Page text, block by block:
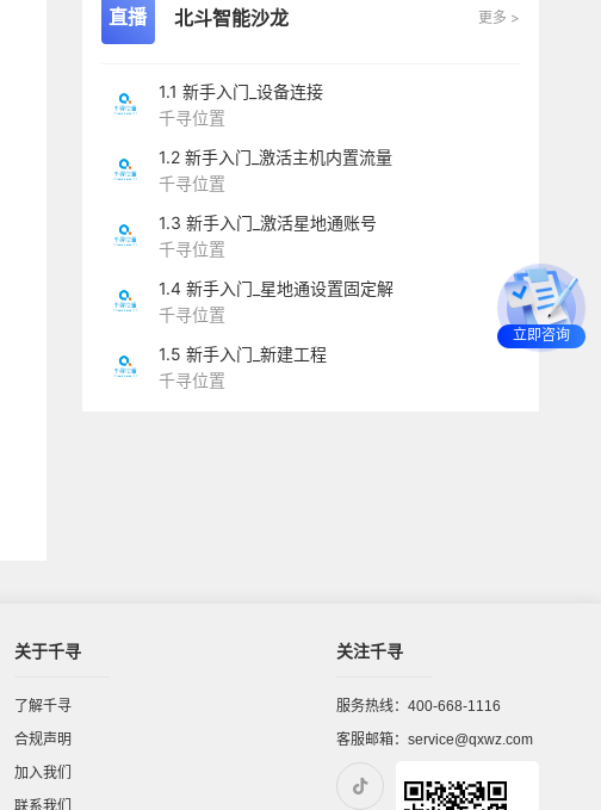
直播 北斗智能沙龙 更多 >
1.1 新手入门_设备连接
千寻位置
1.2 新手入门_激活主机内置流量
千寻位置
1.3 新手入门_激活星地通账号
千寻位置
1.4 新手入门_星地通设置固定解
千寻位置
1.5 新手入门_新建工程
千寻位置
立即咨询
关于千寻
了解千寻
合规声明
加入我们
联系我们
关注千寻
服务热线：400-668-1116
客服邮箱：service@qxwz.com